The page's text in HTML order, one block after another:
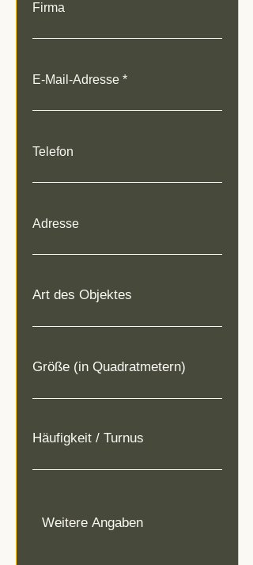
Firma
E-Mail-Adresse
Telefon
Adresse
Art des Objektes
Größe (in Quadratmetern)
Häufigkeit / Turnus